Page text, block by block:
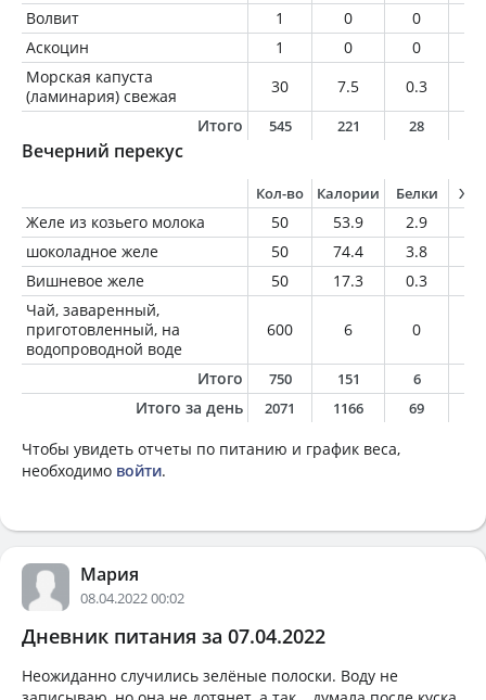
Волвит
1 0 0
Аскоцин
1 0 0
Морская капуста
(ламинария) свежая
30 7.5 0.3
Итого
545 221 28
Вечерний перекус
Кол-во Калории Белки
Желе из козьего молока 50 53.9 2.9
шоколадное желе
50 74.4 3.8
Вишневое желе
50 17.3 0.3
Чай, заваренный,
приготовленный, на
водопроводной воде
600 6 0
Итого 750 151 6
Итого за день 2071 1166 69
Чтобы увидеть отчеты по питанию и график веса,
необходимо войти.
Мария
08.04.2022 00:02
Дневник питания за 07.04.2022
Неожиданно случились зелёные полоски. Воду не